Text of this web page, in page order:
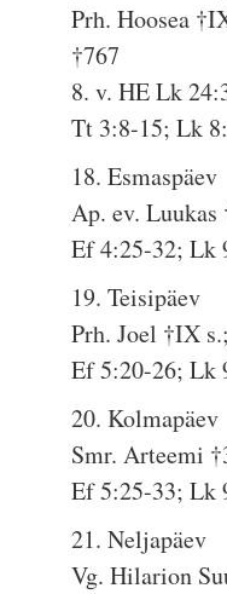
Prh. Hoosea
†767
8. v. HE Lk
Tt 3:8-15; Lk
18. Esmaspäev
Ap. ev. Luukas
Ef 4:25-32; Lk
19. Teisipäev
Prh. Joel †IX
Ef 5:20-26; Lk
20. Kolmapäev
Smr. Arteemi
Ef 5:25-33; Lk
21. Neljapäev
Vg. Hilarion